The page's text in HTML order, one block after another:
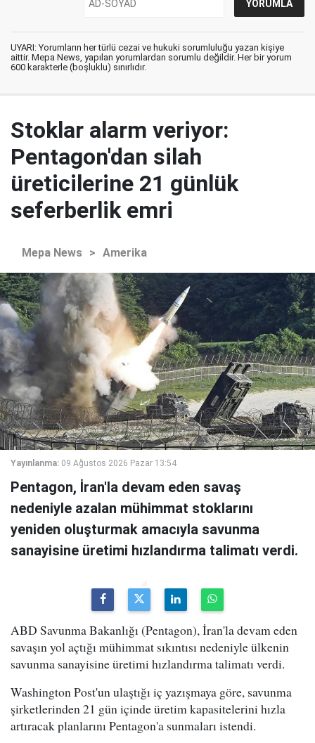
UYARI: Yorumların her türlü cezai ve hukuki sorumluluğu yazan kişiye
aittir. Mepa News, yapılan yorumlardan sorumlu değildir. Her bir yorum
600 karakterle (boşluklu) sınırlıdır.
Stoklar alarm veriyor:
Pentagon'dan silah
üreticilerine 21 günlük
seferberlik emri
Mepa News > Amerika
Yayınlanma: 09 Ağustos 2026 Pazar 13:54
Pentagon, İran'la devam eden savaş
nedeniyle azalan mühimmat stoklarını
yeniden oluşturmak amacıyla savunma
sanayisine üretimi hızlandırma talimatı verdi.
ABD Savunma Bakanlığı (Pentagon), İran'la devam eden
savaşın yol açtığı mühimmat sıkıntısı nedeniyle ülkenin
savunma sanayisine üretimi hızlandırma talimatı verdi.
Washington Post'un ulaştığı iç yazışmaya göre, savunma
şirketlerinden 21 gün içinde üretim kapasitelerini hızla
artıracak planlarını Pentagon'a sunmaları istendi.